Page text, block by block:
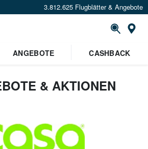
3.812.625 Flugblätter & Angebote
ANGEBOTE CASHBACK
& AKTIONEN